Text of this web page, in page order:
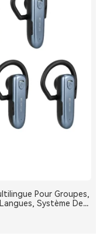
Pour Groupes,
Système De
To-Many, Diffusion